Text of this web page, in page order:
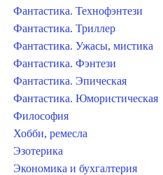
Фантастика. Технофэнтези
Фантастика. Триллер
Фантастика. Ужасы, мистика
Фантастика. Фэнтези
Фантастика. Эпическая
Фантастика. Юмористическая
Философия
Хобби, ремесла
Эзотерика
Экономика и бухгалтерия